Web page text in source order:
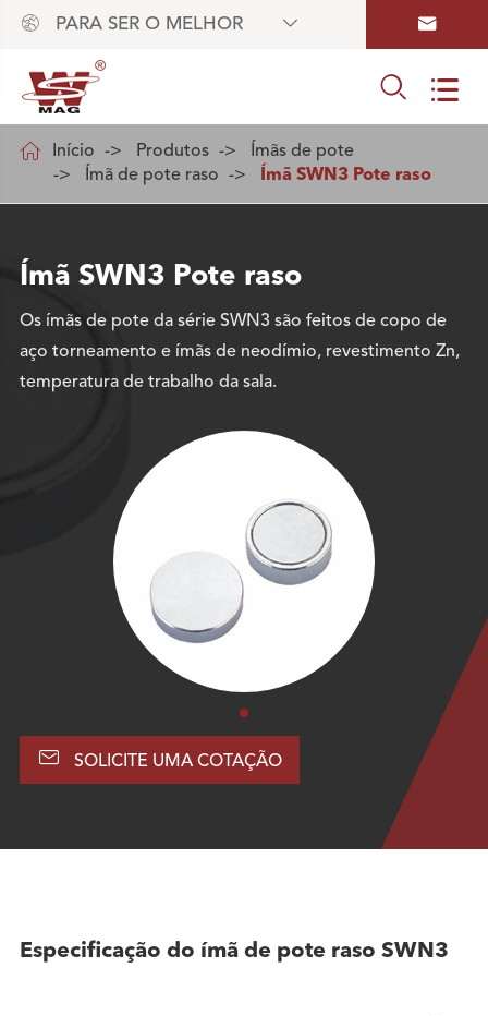
 PARA SER O MELHOR  
 
 Início Produtos
Ímãs de pote
Ímã de pote raso
Ímã SWN3 Pote raso
Ímã SWN3 Pote raso
Os ímãs de pote da série SWN3 são feitos de copo de
aço torneamento e ímãs de neodímio, revestimento Zn,
temperatura de trabalho da sala.
 SOLICITE UMA COTAÇÃO
Especificação do ímã de pote raso SWN3